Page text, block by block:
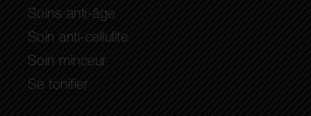
Soins anti-âge
Soin anti-cellulite
Soin minceur
Se tonifier